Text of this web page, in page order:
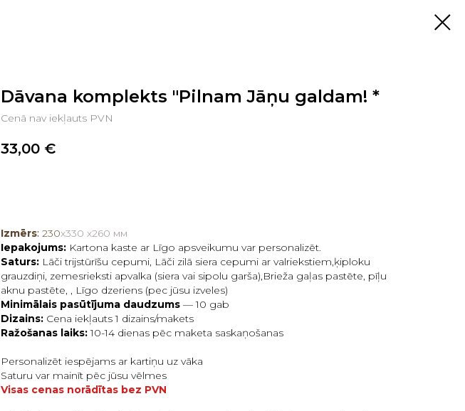
Dāvana komplekts "Pilnam Jāņu galdam! *
Cenā nav iekļauts PVN
33,00 €
Izmērs: 230х330 х260 мм
Iepakojums: Kartona kaste ar Līgo apsveikumu var personalizēt.
Saturs: Lāči trijstūrīšu cepumi, Lāči zilā siera cepumi ar valriekstiem,ķiploku
grauzdiņi, zemesrieksti apvalka (siera vai sipolu garša),Brieža gaļas pastēte, pīļu
aknu pastēte, , Līgo dzeriens (pec jūsu izveles)
Minimālais pasūtījuma daudzums — 10 gab
Dizains: Cena iekļauts 1 dizains/makets
Ražošanas laiks:10-14 dienas pēc maketa saskaņošanas
Personalizēt iespējams ar kartiņu uz vāka
Saturu var mainīt pēc jūsu vēlmes
Visas cenas norādītas bez PVN